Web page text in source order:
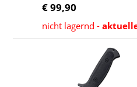
€ 99,90
nicht lagernd -